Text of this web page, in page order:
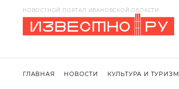
НОВОСТНОЙ ПОРТАЛ ИВАНОВСКОЙ ОБЛАСТИ
ГЛАВНАЯ НОВОСТИ КУЛЬТУРА И ТУРИЗМ